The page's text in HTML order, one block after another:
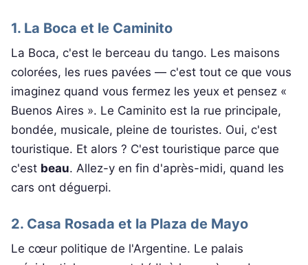
1. La Boca et le Caminito
La Boca, c'est le berceau du tango. Les maisons
colorées, les rues pavées — c'est tout ce que vous
imaginez quand vous fermez les yeux et pensez «
Buenos Aires ». Le Caminito est la rue principale,
bondée, musicale, pleine de touristes. Oui, c'est
touristique. Et alors ? C'est touristique parce que
c'est beau. Allez-y en fin d'après-midi, quand les
cars ont déguerpi.
2. Casa Rosada et la Plaza de Mayo
Le cœur politique de l'Argentine. Le palais